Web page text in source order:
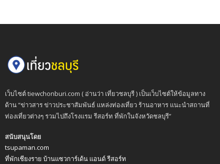
เว็บไซต์ tiewchonburi.com ( อ่านว่า เที่ยวชลบุรี ) เป็นเว็บไซต์ให้ข้อมูลทาง
ด้าน “ข่าวสาร ข่าวประชาสัมพันธ์ แหล่งท่องเที่ยว ร้านอาหาร แนะนำสถานที่
ท่องเที่ยวต่างๆ รวมไปถึงโรงแรม รีสอร์ท ที่พักในจังหวัดชลบุรี”
สนับสนุนโดย
tsupaman.com
ที่พักเชียงราย บ้านแซวการ์เด้น แอนด์ รีสอร์ท